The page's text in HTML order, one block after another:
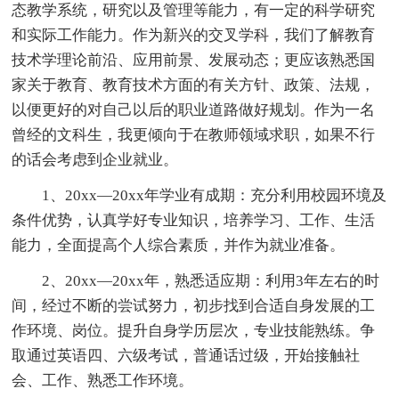
态教学系统，研究以及管理等能力，有一定的科学研究
和实际工作能力。作为新兴的交叉学科，我们了解教育
技术学理论前沿、应用前景、发展动态；更应该熟悉国
家关于教育、教育技术方面的有关方针、政策、法规，
以便更好的对自己以后的职业道路做好规划。作为一名
曾经的文科生，我更倾向于在教师领域求职，如果不行
的话会考虑到企业就业。
1、20xx—20xx年学业有成期：充分利用校园环境及
条件优势，认真学好专业知识，培养学习、工作、生活
能力，全面提高个人综合素质，并作为就业准备。
2、20xx—20xx年，熟悉适应期：利用3年左右的时
间，经过不断的尝试努力，初步找到合适自身发展的工
作环境、岗位。提升自身学历层次，专业技能熟练。争
取通过英语四、六级考试，普通话过级，开始接触社
会、工作、熟悉工作环境。